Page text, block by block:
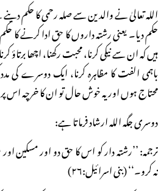
اللہ تعالیٰ نے والدین سے صلہ رحمی کا حکم
حکم دیا۔ یعنی رشتہ داروں کا حق ادا کرنے کا
ہیں کہ ان سے نیکی کرنا، محبت رکھنا، اچھا
باہمی الفت کا مظاہرہ کرنا، ایک دوسرے کی
محتاج ہوں اور یہ خوش حال تو ان کا خرچہ اس
دوسری جگہ اللہ ارشاد فرماتا ہے:
ترجمہ: ’’رشتہ دار کو اس کا حق دو اور مسکین
نہ کرو۔‘‘ (بنی اسرائیل:۲۶)